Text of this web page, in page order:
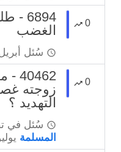
0
الغضب
سُئل أبريل 5،
0
زوجته
التهديد ؟
سُئل في
المسلمة يوليو